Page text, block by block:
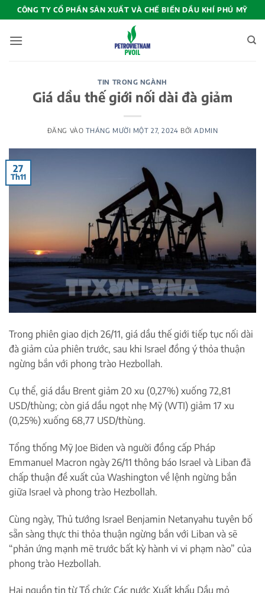
qua
nội
CÔNG TY CỔ PHẦN SẢN XUẤT VÀ CHẾ BIẾN DẦU KHÍ PHÚ MỸ
TIN TRONG NGÀNH
Giá dầu thế giới nối dài đà giảm
ĐĂNG VÀO THÁNG MƯỜI MỘT 27, 2024 BỞI ADMIN
27
Th11
Trong phiên giao dịch 26/11, giá dầu thế giới tiếp tục nối dài
đà giảm của phiên trước, sau khi Israel đồng ý thỏa thuận
ngừng bắn với phong trào Hezbollah.
Cụ thể, giá dầu Brent giảm 20 xu (0,27%) xuống 72,81
USD/thùng; còn giá dầu ngọt nhẹ Mỹ (WTI) giảm 17 xu
(0,25%) xuống 68,77 USD/thùng.
Tổng thống Mỹ Joe Biden và người đồng cấp Pháp
Emmanuel Macron ngày 26/11 thông báo Israel và Liban đã
chấp thuận đề xuất của Washington về lệnh ngừng bắn
giữa Israel và phong trào Hezbollah.
Cùng ngày, Thủ tướng Israel Benjamin Netanyahu tuyên bố
sẵn sàng thực thi thỏa thuận ngừng bắn với Liban và sẽ
“phản ứng mạnh mẽ trước bất kỳ hành vi vi phạm nào” của
phong trào Hezbollah.
Hai nguồn tin từ Tổ chức Các nước Xuất khẩu Dầu mỏ